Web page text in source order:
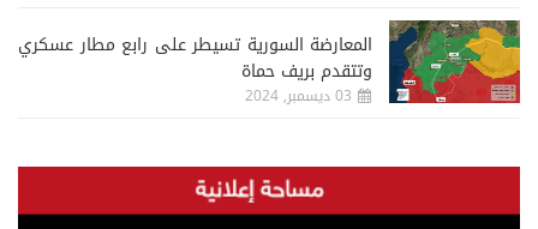
المعارضة السورية تسيطر على رابع مطار عسكري
وتتقدم بريف حماة
03 ديسمبر, 2024